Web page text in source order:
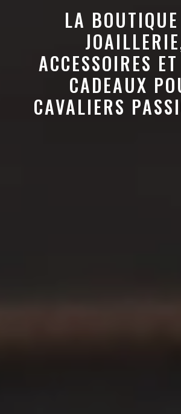
LA
ACCESSOIRES
CADEAUX
CAVALIERS